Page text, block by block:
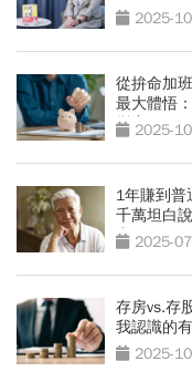
2025-
從拚命加
最大體悟
變窮？
2025-
1年賺到普
千萬坦白
力」2025-
存房vs.存
我認識的
2025-